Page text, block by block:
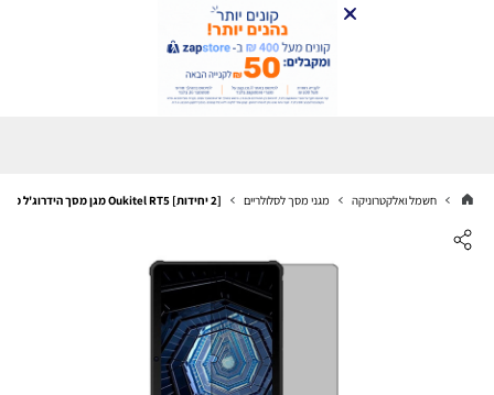
חשמל ואלקטרוניקה מגני מסך לסלולריים [2 יחידות] Oukitel RT5 מגן מסך הידרוג'ל פרטיות (סיליקון) סקרין מובייל